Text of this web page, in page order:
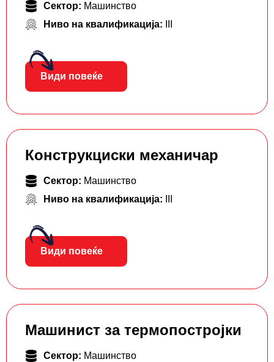
Сектор: Машинство
Ниво на квалификација:
Види повеќе
Конструкциски механичар
Сектор: Машинство
Ниво на квалификација:
Види повеќе
Машинист за термопостројки
Сектор: Машинство